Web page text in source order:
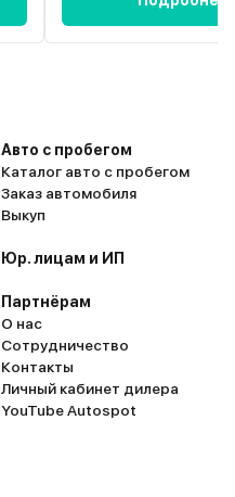
Авто с пробегом
Каталог авто с пробегом
Заказ автомобиля
Выкуп
Юр. лицам и ИП
Партнёрам
О нас
Сотрудничество
Контакты
Личный кабинет дилера
YouTube Autospot